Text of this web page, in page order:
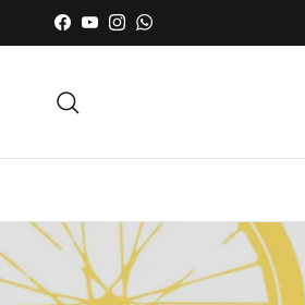
Facebook
YouTubeInstagramWhatsApp